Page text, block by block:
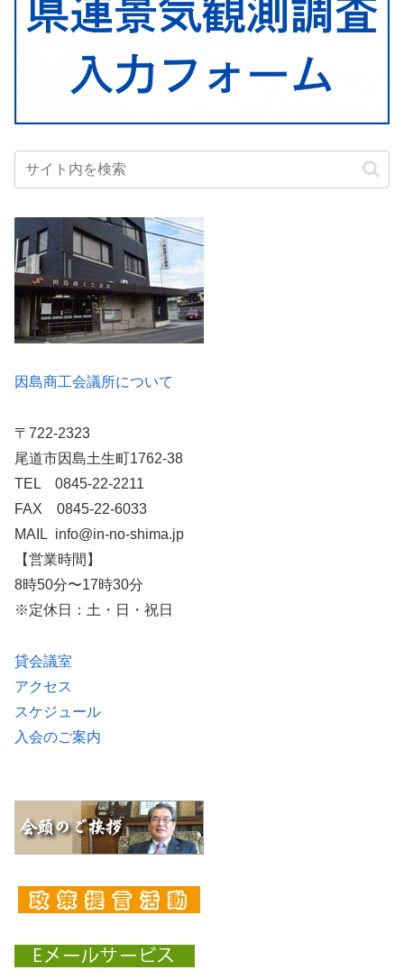
因島商工会議所について
〒722-2323
尾道市因島土生町1762-38
TEL 0845-22-2211
FAX 0845-22-6033
MAIL info@in-no-shima.jp
【営業時間】
8時50分〜17時30分
※定休日：土・日・祝日
貸会議室
アクセス
スケジュール
入会のご案内